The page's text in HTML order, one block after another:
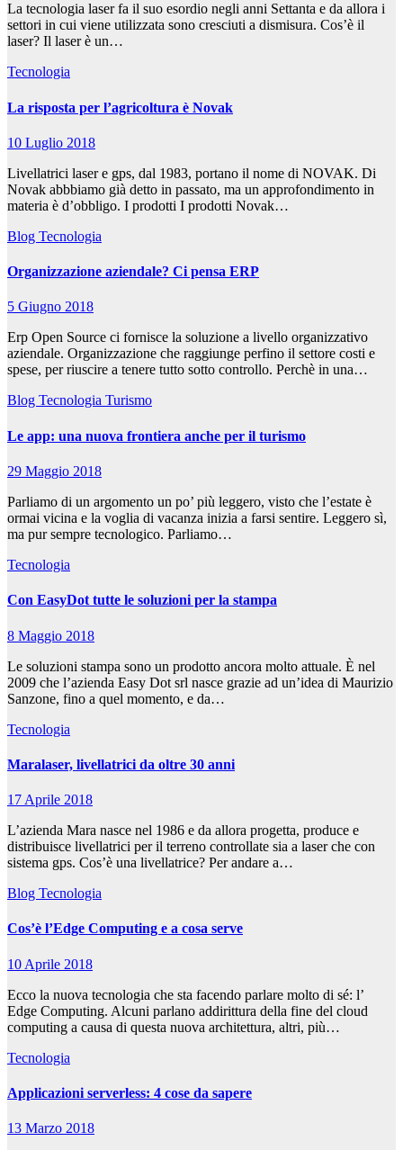
La tecnologia laser fa il suo esordio negli anni Settanta e da allora i
settori in cui viene utilizzata sono cresciuti a dismisura. Cos’è il
laser? Il laser è un…
Tecnologia
La risposta per l’agricoltura è Novak
10 Luglio 2018
Livellatrici laser e gps, dal 1983, portano il nome di NOVAK. Di
Novak abbbiamo già detto in passato, ma un approfondimento in
materia è d’obbligo. I prodotti I prodotti Novak…
Blog Tecnologia
Organizzazione aziendale? Ci pensa ERP
5 Giugno 2018
Erp Open Source ci fornisce la soluzione a livello organizzativo
aziendale. Organizzazione che raggiunge perfino il settore costi e
spese, per riuscire a tenere tutto sotto controllo. Perchè in una…
Blog Tecnologia Turismo
Le app: una nuova frontiera anche per il turismo
29 Maggio 2018
Parliamo di un argomento un po’ più leggero, visto che l’estate è
ormai vicina e la voglia di vacanza inizia a farsi sentire. Leggero sì,
ma pur sempre tecnologico. Parliamo…
Tecnologia
Con EasyDot tutte le soluzioni per la stampa
8 Maggio 2018
Le soluzioni stampa sono un prodotto ancora molto attuale. È nel
2009 che l’azienda Easy Dot srl nasce grazie ad un’idea di Maurizio
Sanzone, fino a quel momento, e da…
Tecnologia
Maralaser, livellatrici da oltre 30 anni
17 Aprile 2018
L’azienda Mara nasce nel 1986 e da allora progetta, produce e
distribuisce livellatrici per il terreno controllate sia a laser che con
sistema gps. Cos’è una livellatrice? Per andare a…
Blog Tecnologia
Cos’è l’Edge Computing e a cosa serve
10 Aprile 2018
Ecco la nuova tecnologia che sta facendo parlare molto di sé: l’
Edge Computing. Alcuni parlano addirittura della fine del cloud
computing a causa di questa nuova architettura, altri, più…
Tecnologia
Applicazioni serverless: 4 cose da sapere
13 Marzo 2018